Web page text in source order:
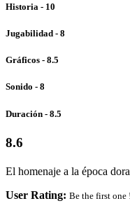
Historia - 10
Jugabilidad - 8
Gráficos - 8.5
Sonido - 8
Duración - 8.5
8.6
El homenaje a la época
User Rating: Be the first one !